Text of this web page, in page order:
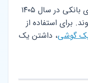
فراموش نکنید که برخی اپلیکیشن‌های بانکی در سال ۱۴۰۵
برای استفاده از
گوشی، داشتن یک